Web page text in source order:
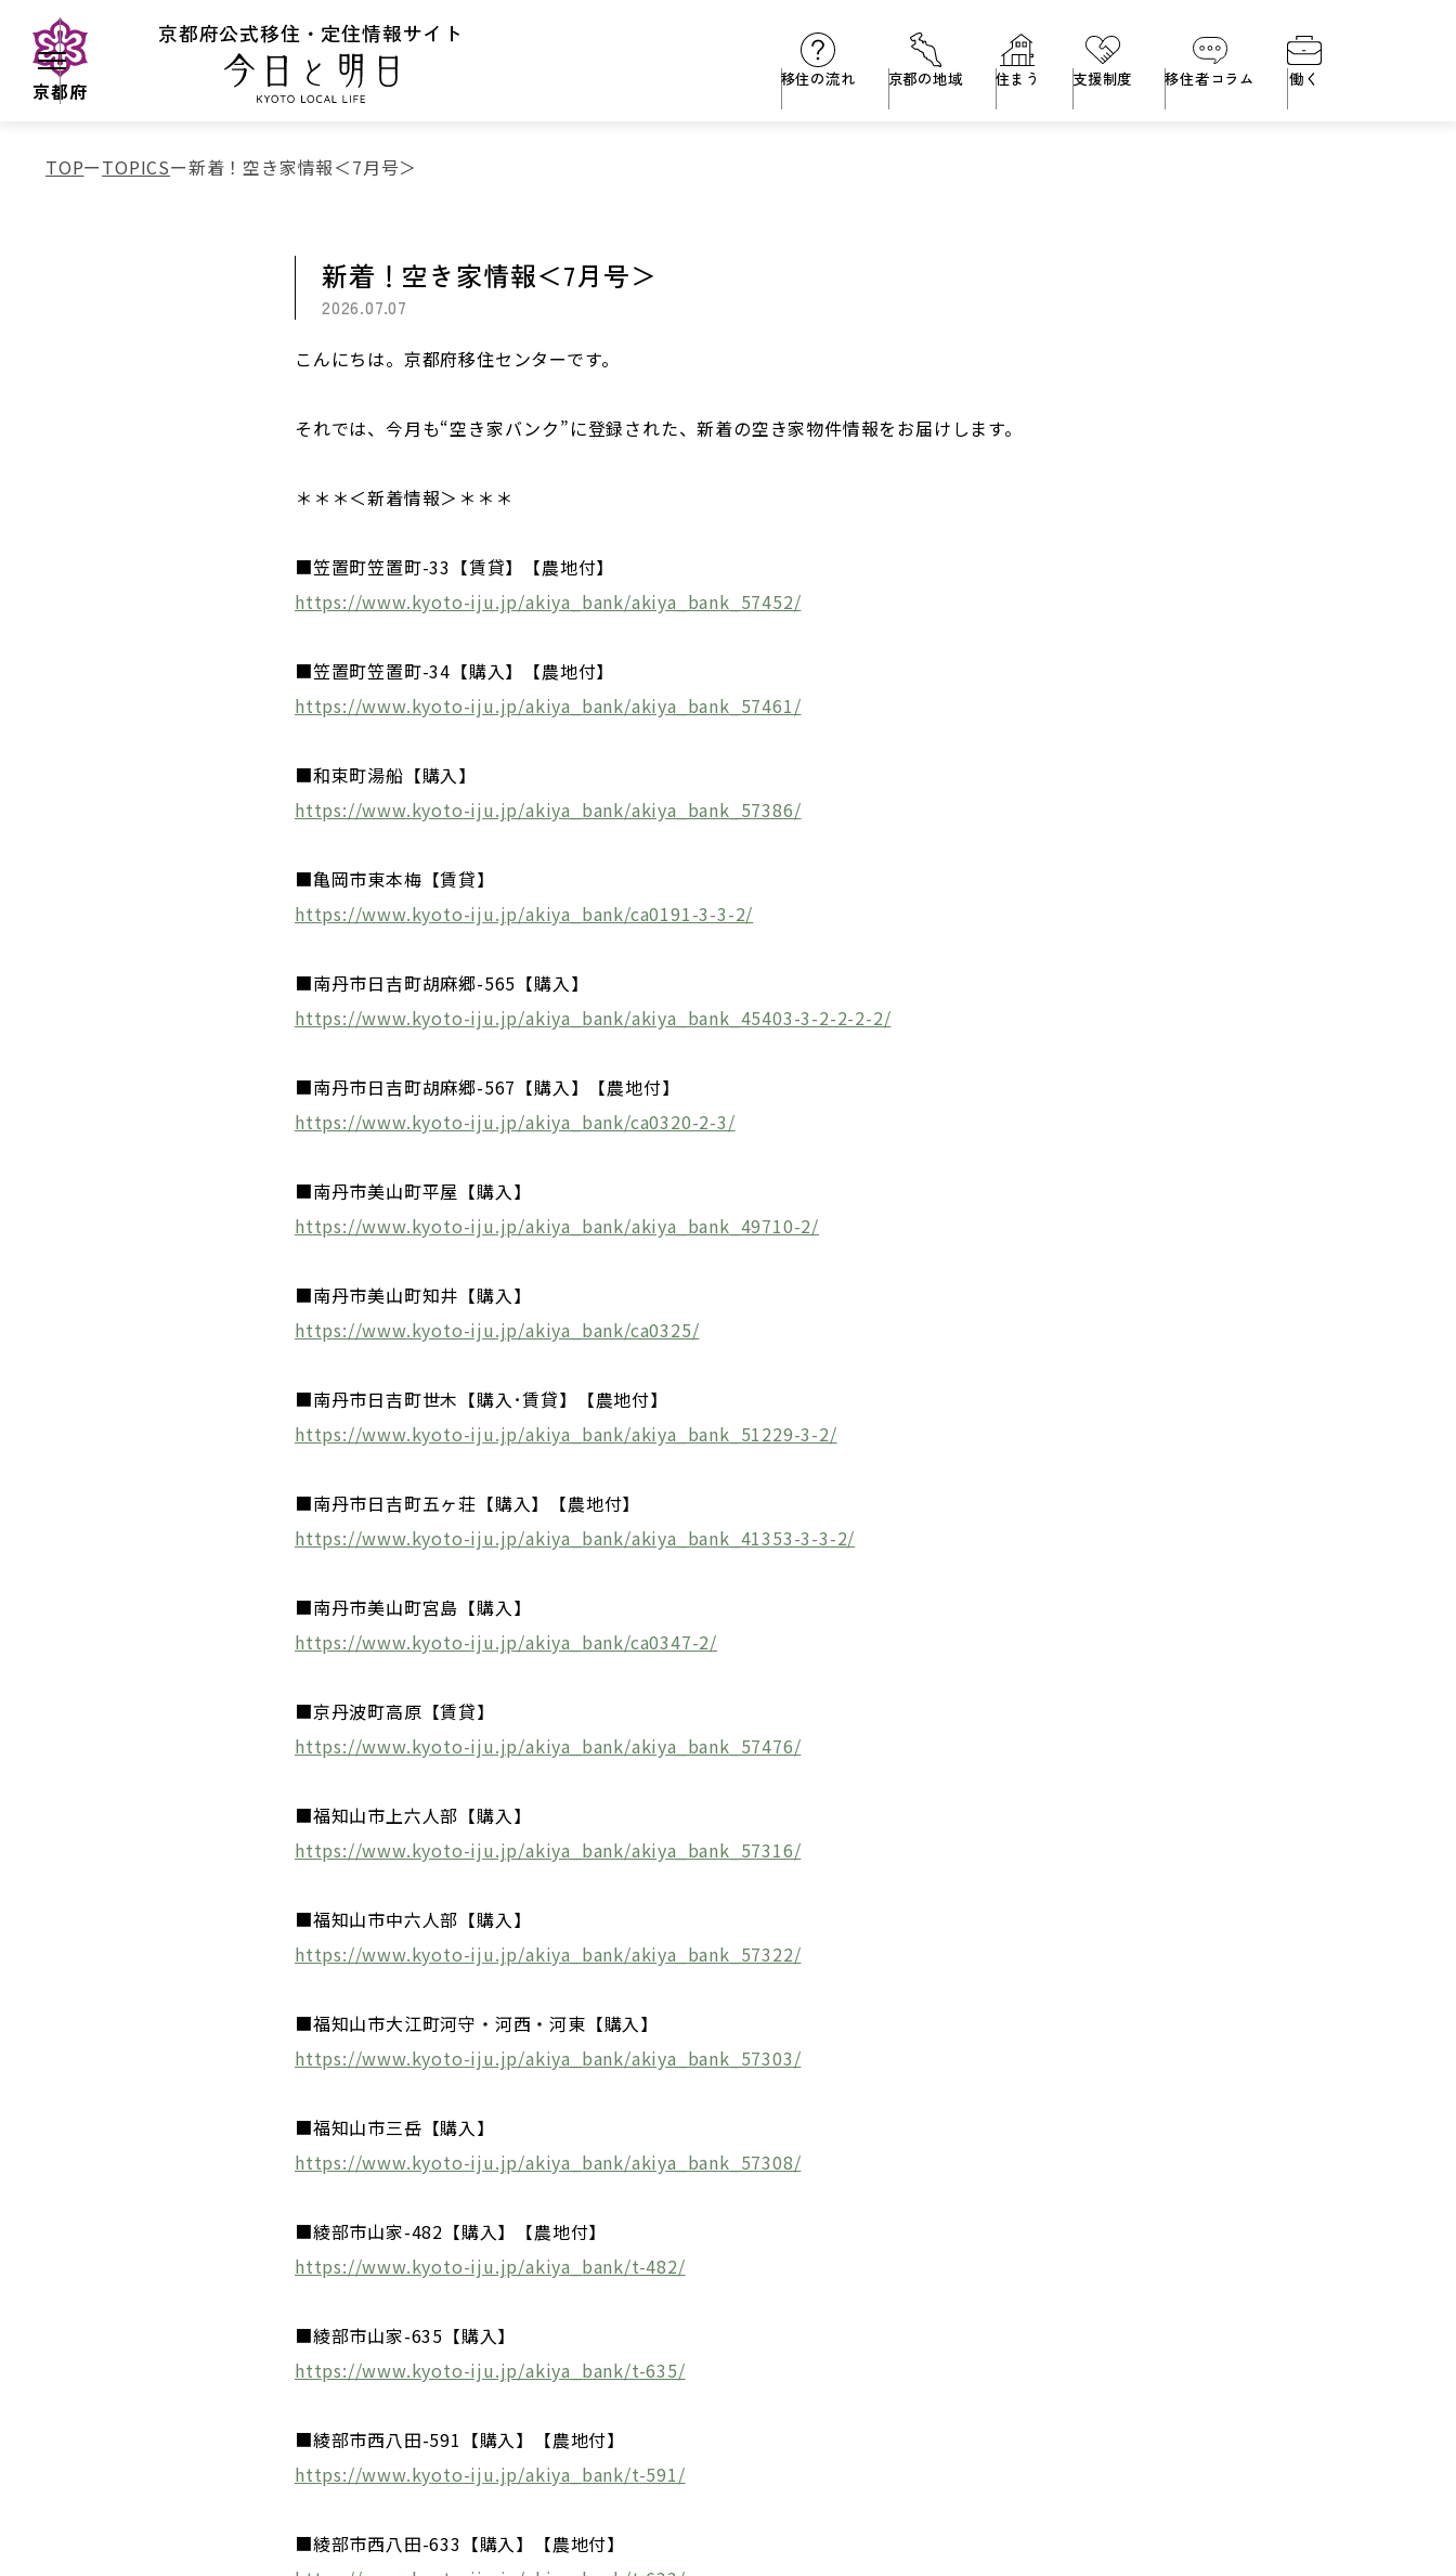
京都府公式移住・定住情報サイト
京都府
移住の流れ 京都の地域 住まう 支援制度 移住者コラム 働く
TOP TOPICS 新着！空き家情報＜7月号＞
新着！空き家情報＜7月号＞
2026.07.07
こんにちは。京都府移住センターです。
それでは、今月も“空き家バンク”に登録された、新着の空き家物件情報をお届けします。
＊＊＊＜新着情報＞＊＊＊
■笠置町笠置町-33【賃貸】【農地付】
https://www.kyoto-iju.jp/akiya_bank/akiya_bank_57452/
■笠置町笠置町-34【購入】【農地付】
https://www.kyoto-iju.jp/akiya_bank/akiya_bank_57461/
■和束町湯船【購入】
https://www.kyoto-iju.jp/akiya_bank/akiya_bank_57386/
■亀岡市東本梅【賃貸】
https://www.kyoto-iju.jp/akiya_bank/ca0191-3-3-2/
■南丹市日吉町胡麻郷-565【購入】
https://www.kyoto-iju.jp/akiya_bank/akiya_bank_45403-3-2-2-2-2/
■南丹市日吉町胡麻郷-567【購入】【農地付】
https://www.kyoto-iju.jp/akiya_bank/ca0320-2-3/
■南丹市美山町平屋【購入】
https://www.kyoto-iju.jp/akiya_bank/akiya_bank_49710-2/
■南丹市美山町知井【購入】
https://www.kyoto-iju.jp/akiya_bank/ca0325/
■南丹市日吉町世木【購入･賃貸】【農地付】
https://www.kyoto-iju.jp/akiya_bank/akiya_bank_51229-3-2/
■南丹市日吉町五ヶ荘【購入】【農地付】
https://www.kyoto-iju.jp/akiya_bank/akiya_bank_41353-3-3-2/
■南丹市美山町宮島【購入】
https://www.kyoto-iju.jp/akiya_bank/ca0347-2/
■京丹波町高原【賃貸】
https://www.kyoto-iju.jp/akiya_bank/akiya_bank_57476/
■福知山市上六人部【購入】
https://www.kyoto-iju.jp/akiya_bank/akiya_bank_57316/
■福知山市中六人部【購入】
https://www.kyoto-iju.jp/akiya_bank/akiya_bank_57322/
■福知山市大江町河守・河西・河東【購入】
https://www.kyoto-iju.jp/akiya_bank/akiya_bank_57303/
■福知山市三岳【購入】
https://www.kyoto-iju.jp/akiya_bank/akiya_bank_57308/
■綾部市山家-482【購入】【農地付】
https://www.kyoto-iju.jp/akiya_bank/t-482/
■綾部市山家-635【購入】
https://www.kyoto-iju.jp/akiya_bank/t-635/
■綾部市西八田-591【購入】【農地付】
https://www.kyoto-iju.jp/akiya_bank/t-591/
■綾部市西八田-633【購入】【農地付】